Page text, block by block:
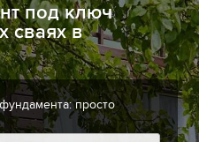
под ключ
сваях в
просто